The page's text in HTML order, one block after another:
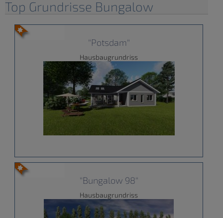
Top Grundrisse Bungalow
"Potsdam"
Hausbaugrundriss
"Bungalow 98"
Hausbaugrundriss